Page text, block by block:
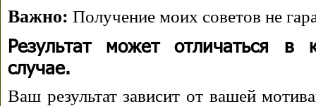
Важно: Получение моих советов не
Результат может отличаться в
случае.
Ваш результат зависит от вашей